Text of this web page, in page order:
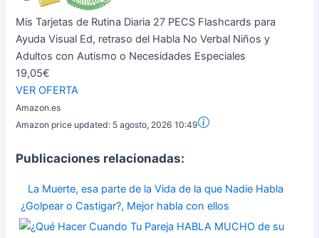
Mis Tarjetas de Rutina Diaria 27 PECS Flashcards para
Ayuda Visual Ed, retraso del Habla No Verbal Niños y
Adultos con Autismo o Necesidades Especiales
19,05€
VER OFERTA
Amazon.es
Amazon price updated: 5 agosto, 2026 10:49
Publicaciones relacionadas:
La Muerte, esa parte de la Vida de la que Nadie Habla
¿Golpear o Castigar?, Mejor habla con ellos